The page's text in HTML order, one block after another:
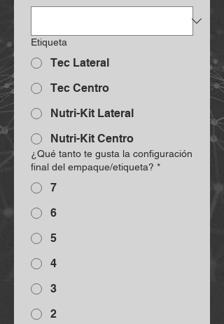
Etiqueta
Tec Lateral
Tec Centro
Nutri-Kit Lateral
Nutri-Kit Centro
¿Qué tanto te gusta la configuración
final del empaque/etiqueta? *
7
6
5
4
3
2